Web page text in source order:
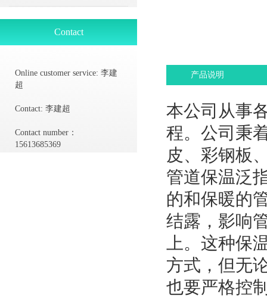
Contact
Online customer service: 李建
超
Contact: 李建超
Contact number：
15613685369
产品说明
本公司从事
程。公司秉
皮、彩钢板
管道保温泛
的和保暖的
结露，影响
上。这种保
方式，但无
也要严格控